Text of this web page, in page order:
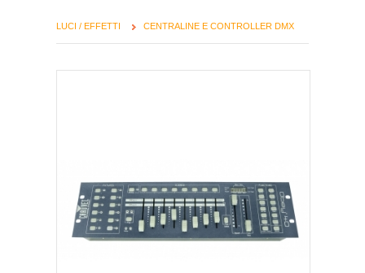
LUCI / EFFETTI CENTRALINE E CONTROLLER DMX